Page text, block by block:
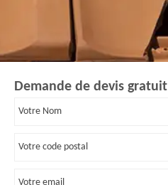
Demande de devis gratuit